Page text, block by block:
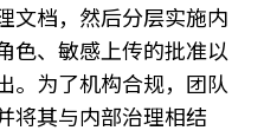
文档，然后分层实施内
色、敏感上传的批准以
。为了机构合规，团队
将其与内部治理相结